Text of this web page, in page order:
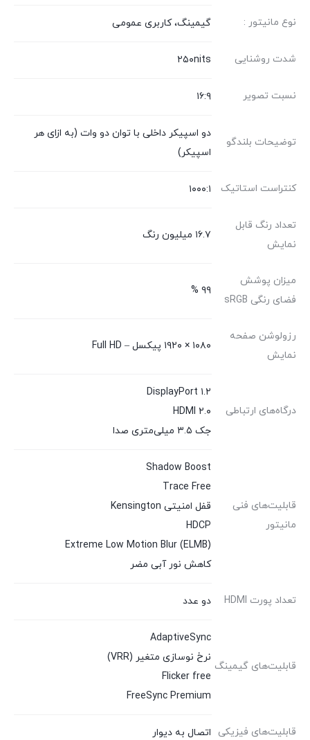
نوع مانیتور : گیمینگ، کاربری عمومی
شدت روشنایی ۲۵۰nits
نسبت تصویر ۱۶:۹
توضیحات بلندگو
دو اسپیکر داخلی با توان دو وات (به ازای هر
اسپیکر)
کنتراست استاتیک ۱۰۰۰:۱
تعداد رنگ قابل
نمایش
۱۶.۷ میلیون رنگ
میزان پوشش
فضای رنگی sRGB
۹۹ %
رزولوشن صفحه
نمایش
۱۰۸۰ × ۱۹۲۰ پیکسل – Full HD
درگاه‌های ارتباطی
DisplayPort ۱.۲
HDMI ۲.۰
جک ۳.۵ میلی‌متری صدا
قابلیت‌های فنی
مانیتور
Shadow Boost
Trace Free
قفل امنیتی Kensington
HDCP
Extreme Low Motion Blur (ELMB)
کاهش نور آبی مضر
تعداد پورت HDMI دو عدد
قابلیت‌های گیمینگ
AdaptiveSync
نرخ نوسازی متغیر (VRR)
Flicker free
FreeSync Premium
قابلیت‌های فیزیکی
اتصال به دیوار